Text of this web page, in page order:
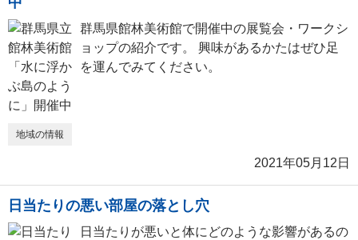
群馬県館林美術館で開催中の展覧会・ワークシ
ョップの紹介です。 興味があるかたはぜひ足
を運んでみてください。
地域の情報
2021年05月12日
日当たりの悪い部屋の落とし穴
日当たりが悪いと体にどのような影響があるの